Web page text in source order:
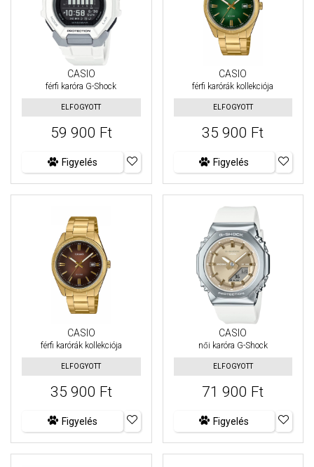
CASIO
férfi karóra G-Shock
ELFOGYOTT
59 900 Ft
Figyelés
CASIO
férfi karórák kollekciója
ELFOGYOTT
35 900 Ft
Figyelés
CASIO
férfi karórák kollekciója
ELFOGYOTT
35 900 Ft
Figyelés
CASIO
női karóra G-Shock
ELFOGYOTT
71 900 Ft
Figyelés